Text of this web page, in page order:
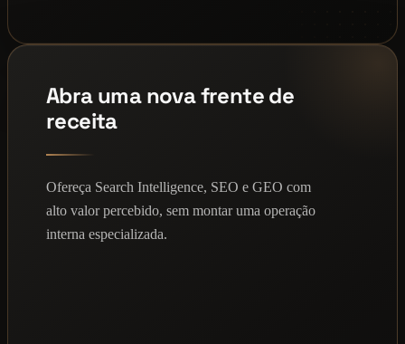
Abra uma nova frente de
receita
Ofereça Search Intelligence, SEO e GEO com
alto valor percebido, sem montar uma operação
interna especializada.